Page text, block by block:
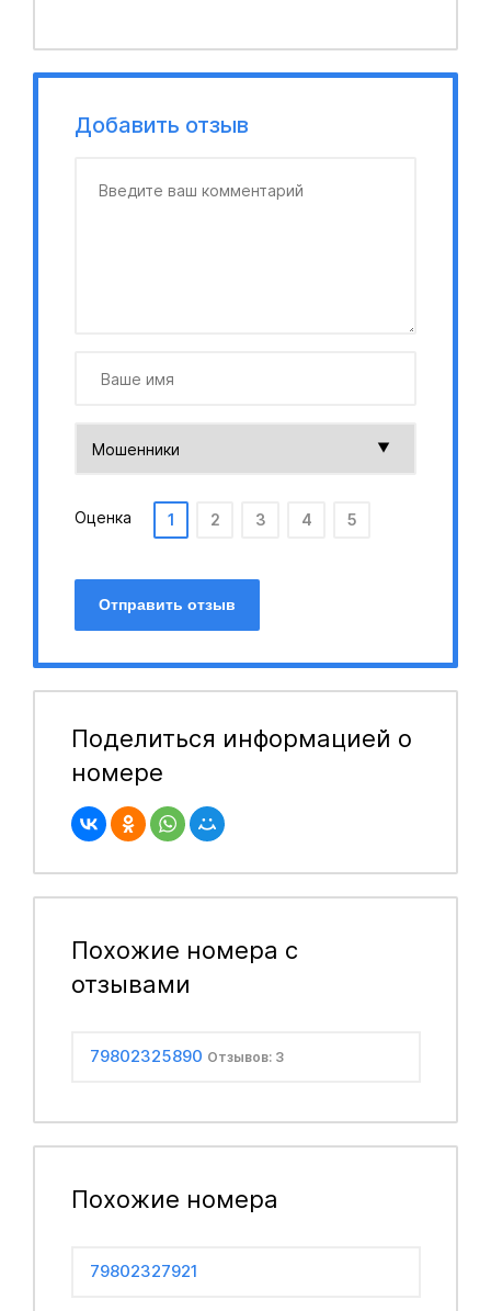
Добавить отзыв
Оценка 1 2 3 4 5
Отправить отзыв
Поделиться информацией о
номере
Похожие номера с
отзывами
79802325890 Отзывов: 3
Похожие номера
79802327921